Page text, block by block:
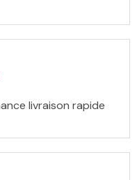
livraison rapide